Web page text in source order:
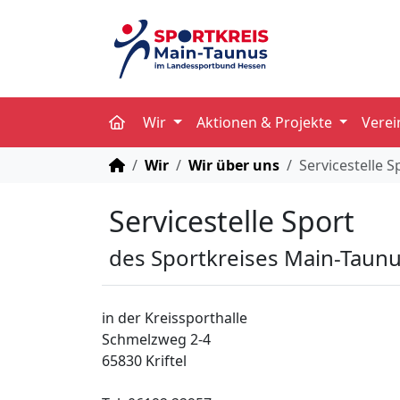
Wir Aktionen & Projekte
STARTSEITE
Wir Wir über uns Servicestelle
Servicestelle Sport
des Sportkreises Main-
in der Kreissporthalle
Schmelzweg 2-4
65830 Kriftel